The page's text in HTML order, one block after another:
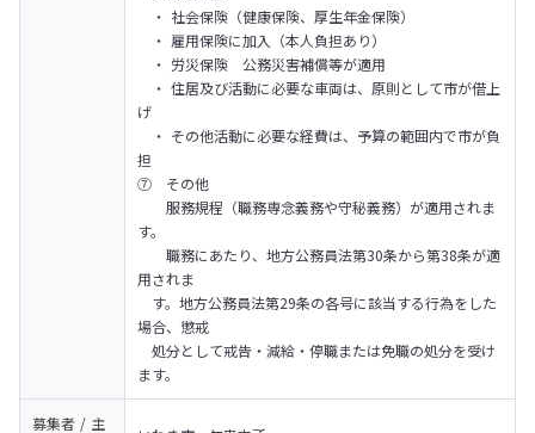
・ 社会保険（健康保険、厚生年金保険）
・ 雇用保険に加入（本人負担あり）
・ 労災保険　公務災害補償等が適用
・ 住居及び活動に必要な車両は、原則として市が借上
げ
・ その他活動に必要な経費は、予算の範囲内で市が負
担
⑦　その他
服務規程（職務専念義務や守秘義務）が適用されま
す。
職務にあたり、地方公務員法第30条から第38条が適
用されま
す。地方公務員法第29条の各号に該当する行為をした
場合、懲戒
処分として戒告・減給・停職または免職の処分を受け
ます。
募集者 / 主